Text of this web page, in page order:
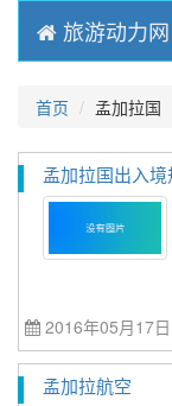
旅游动力网
首页 孟加拉国
孟加拉国出入境
2016年05月17日
孟加拉航空